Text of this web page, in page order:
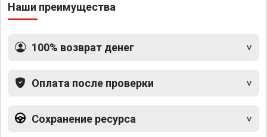
Наши преимущества
100% возврат денег
Оплата после проверки
Сохранение ресурса